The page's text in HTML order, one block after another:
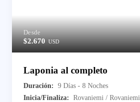
Desde
$2.670USD
Laponia al completo
Duración: 9 Días - 8 Noches
Inicia/Finaliza: Rovaniemi / Rovaniemi